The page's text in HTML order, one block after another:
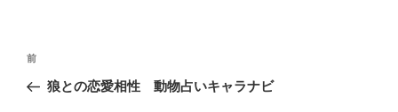
投
ナ
前
の
前
狼との恋愛相性 動物占いキャラナビ